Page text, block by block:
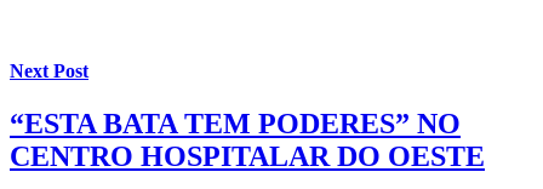
Next Post
“ESTA BATA TEM PODERES” NO
CENTRO HOSPITALAR DO OESTE